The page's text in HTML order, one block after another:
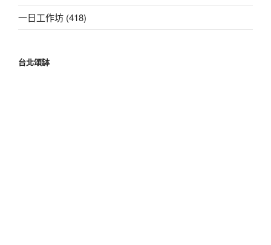
一日工作坊 (418)
台北頌缽